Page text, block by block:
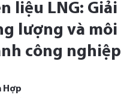
liệu LNG: Giải
lượng và môi
công nghiệp
Hợp